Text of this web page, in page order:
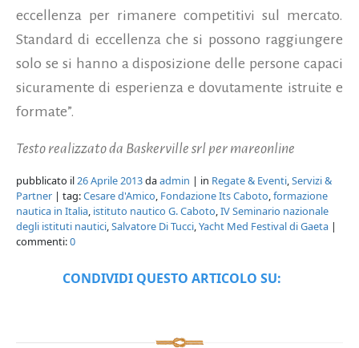
eccellenza per rimanere competitivi sul mercato.
Standard di eccellenza che si possono raggiungere
solo se si hanno a disposizione delle persone capaci
sicuramente di esperienza e dovutamente istruite e
formate”.
Testo realizzato da Baskerville srl per mareonline
pubblicato il26 Aprile 2013daadmin | in Regate & Eventi,Servizi &
Partner | tag:Cesare d'Amico, Fondazione Its Caboto,formazione
nautica in Italia, istituto nautico G. Caboto,IV Seminario nazionale
degli istituti nautici,Salvatore Di Tucci,Yacht Med Festival di Gaeta |
commenti:0
CONDIVIDI QUESTO ARTICOLO SU: